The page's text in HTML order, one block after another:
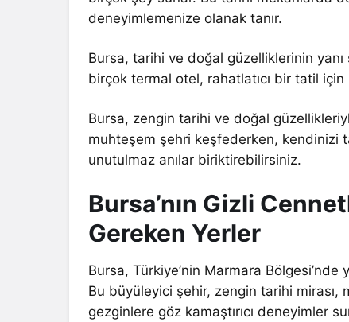
deneyimlemenize olanak tanır.
Bursa, tarihi ve doğal güzelliklerinin
birçok termal otel, rahatlatıcı bir tatil için
Bursa, zengin tarihi ve doğal
muhteşem şehri keşfederken, kendinizi
unutulmaz anılar biriktirebilirsiniz.
Bursa’nın Gizli
Gereken Yerler
Bursa, Türkiye’nin Marmara
Bu büyüleyici şehir, zengin tarihi mirası,
gezginlere göz kamaştırıcı deneyimler